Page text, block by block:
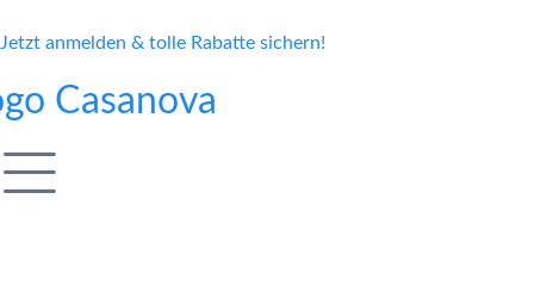
Jetzt anmelden & tolle Rabatte sichern!